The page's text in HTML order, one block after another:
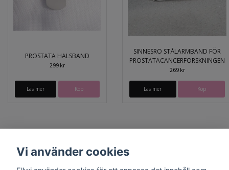
PROSTATA HALSBAND
299 kr
Läs mer
SINNESRO STÅLARMBAND FÖR
PROSTATACANCERFORSKNINGEN
269 kr
Läs mer Köp
Vi använder cookies